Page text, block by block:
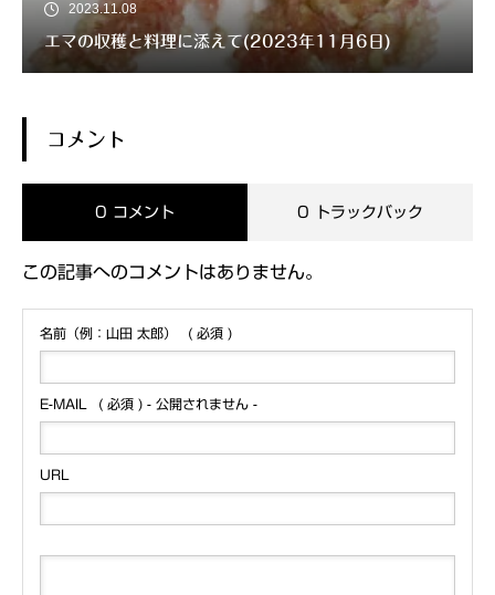
2023.11.08
エマの収穫と料理に添えて(2023年11月6日)
コメント
0 コメント 0 トラックバック
この記事へのコメントはありません。
名前（例：山田 太郎） ( 必須 )
E-MAIL ( 必須 ) - 公開されません -
URL